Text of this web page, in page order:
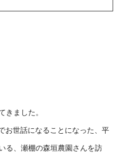
きました。
お世話になることになった、平
る、瀬棚の森垣農園さんを訪